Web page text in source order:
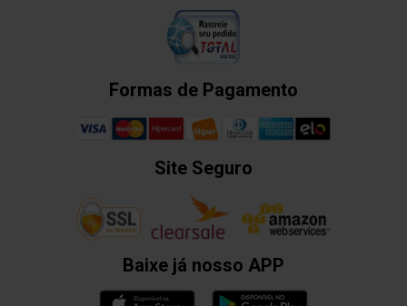
Formas de Pagamento
Site Seguro
Baixe já nosso APP